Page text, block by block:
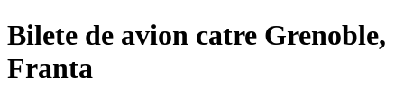
Bilete de avion catre Grenoble,
Franta